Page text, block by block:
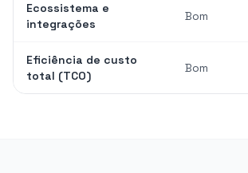
Ecossistema e
integrações
Bom
Eficiência de custo
total (TCO)
Bom